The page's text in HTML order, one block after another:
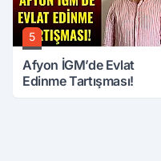
5
Afyon İGM’de Evlat
Edinme Tartışması!